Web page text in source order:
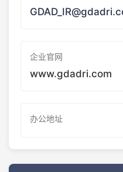
企业官网
www.gdadri.com
办公地址